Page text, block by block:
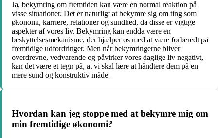
Ja, bekymring om fremtiden kan være en normal reaktion på
visse situationer. Det er naturligt at bekymre sig om ting som
økonomi, karriere, relationer og sundhed, da disse er vigtige
aspekter af vores liv. Bekymring kan endda være en
beskyttelsesmekanisme, der hjælper os med at være forberedt på
fremtidige udfordringer. Men når bekymringerne bliver
overdrevne, vedvarende og påvirker vores daglige liv negativt,
kan det være et tegn på, at vi skal lære at håndtere dem på en
mere sund og konstruktiv måde.
Hvordan kan jeg stoppe med at bekymre mig om
min fremtidige økonomi?